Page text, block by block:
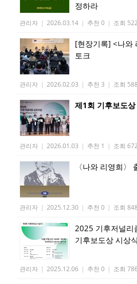
정하라
관리자 | 2026.03.14 | 추천 0 | 조회 522
[현장기록] <나와
토크
관리자 | 2026.02.03 | 추천 3 | 조회 588
제1회 기후보도
관리자 | 2026.01.03 | 추천 1 | 조회 672
〈나와 리영희〉
관리자 | 2025.12.30 | 추천 0 | 조회 848
2025 기후저널리
기후보도상 시상식
관리자 | 2025.12.06 | 추천 0 | 조회 786